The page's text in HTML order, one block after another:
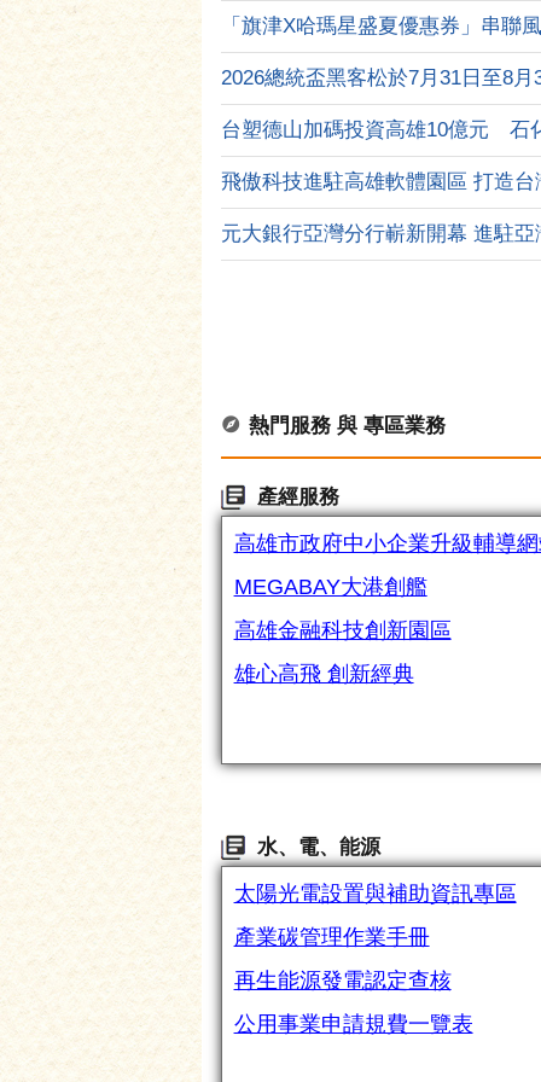
「旗津X哈瑪星盛夏優惠券」串聯
2026總統盃黑客松於7月31日至8
熱門服務 與 專區業務
產經服務
高雄市政府中小企業升級輔導
MEGABAY大港創艦
高雄金融科技創新園區
雄心高飛 創新經典
水、電、能源
太陽光電設置與補助資訊專區
產業碳管理作業手冊
再生能源發電認定查核
公用事業申請規費一覽表